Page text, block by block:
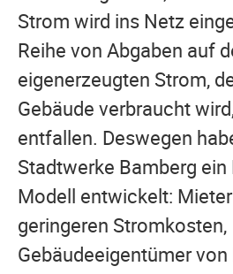
Strom wird ins Netz
Reihe von Abgaben auf
eigenerzeugten Strom,
Gebäude verbraucht
entfallen. Deswegen
Stadtwerke Bamberg
Modell entwickelt:
geringeren Stromkosten,
Gebäudeeigentümer